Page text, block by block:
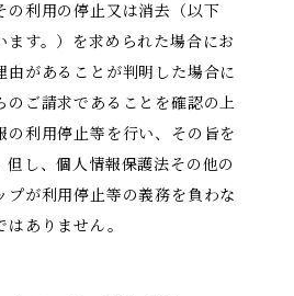
の利用の停止又は消去（以下
ます。）を求められた場合にお
由があることが判明した場合に
のご請求であることを確認の上
の利用停止等を行い、その旨を
但し、個人情報保護法その他の
プが利用停止等の義務を負わな
ありません。